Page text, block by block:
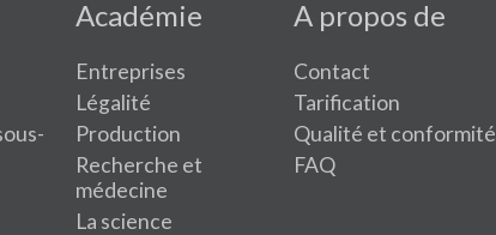
Académie
Entreprises
Légalité
Production
Recherche et
médecine
La science
A propos de
Contact
Tarification
Qualité et conformité
FAQ